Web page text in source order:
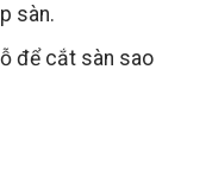
sàn.
để cắt sàn sao